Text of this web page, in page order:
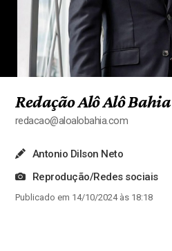
Redação Alô Alô Bahia
redacao@aloalobahia.com
Antonio Dilson Neto
Reprodução/Redes sociais
Publicado em 14/10/2024 às 18:18